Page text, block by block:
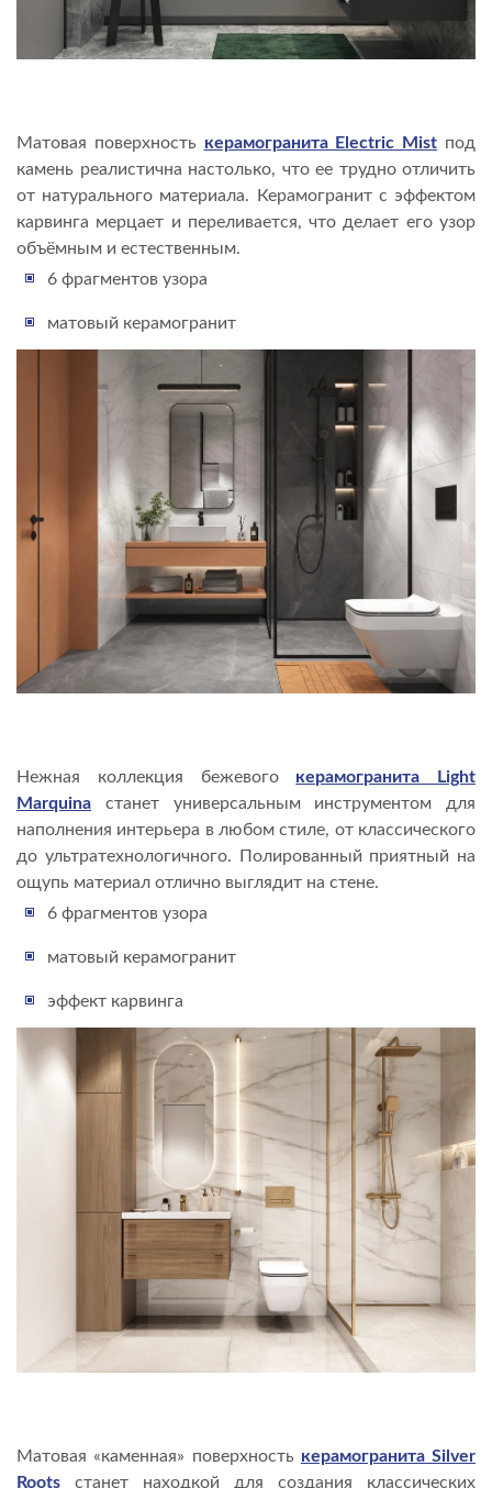
Матовая поверхность керамогранита Electric Mist под
камень реалистична настолько, что ее трудно отличить
от натурального материала. Керамогранит с эффектом
карвинга мерцает и переливается, что делает его узор
объёмным и естественным.
6 фрагментов узора
матовый керамогранит
Нежная коллекция бежевого керамогранита Light
Marquina станет универсальным инструментом для
наполнения интерьера в любом стиле, от классического
до ультратехнологичного. Полированный приятный на
ощупь материал отлично выглядит на стене.
6 фрагментов узора
матовый керамогранит
эффект карвинга
Матовая «каменная» поверхность керамогранита Silver
Roots станет находкой для создания классических